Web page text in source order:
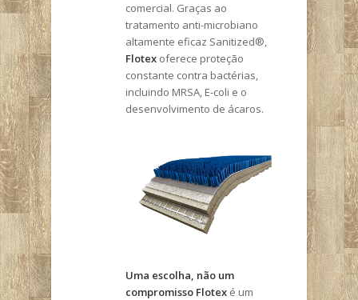
comercial. Graças ao
tratamento anti-microbiano
altamente eficaz Sanitized®,
Flotex oferece proteção
constante contra bactérias,
incluindo MRSA, E-coli e o
desenvolvimento de ácaros.
Uma escolha, não um
compromisso Flotex é um